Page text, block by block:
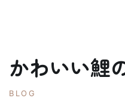
かわいい鯉
BLOG